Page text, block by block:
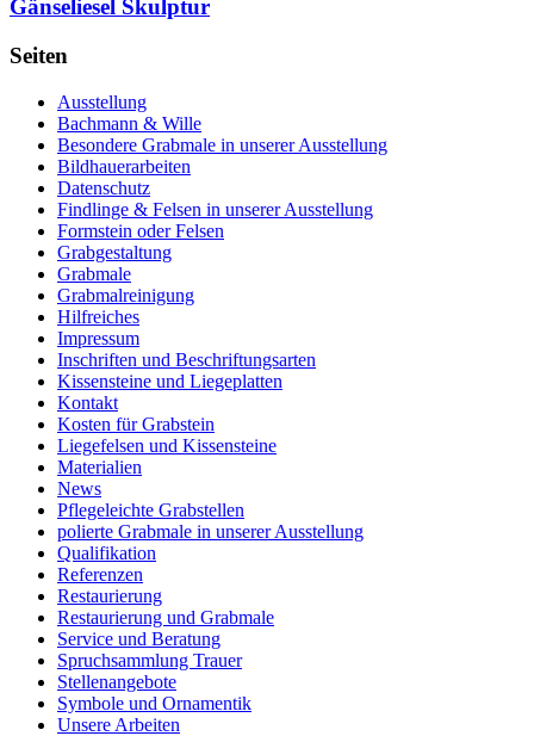
Gänseliesel Skulptur
Seiten
Ausstellung
Bachmann & Wille
Besondere Grabmale in unserer Ausstellung
Bildhauerarbeiten
Datenschutz
Findlinge & Felsen in unserer Ausstellung
Formstein oder Felsen
Grabgestaltung
Grabmale
Grabmalreinigung
Hilfreiches
Impressum
Inschriften und Beschriftungsarten
Kissensteine und Liegeplatten
Kontakt
Kosten für Grabstein
Liegefelsen und Kissensteine
Materialien
News
Pflegeleichte Grabstellen
polierte Grabmale in unserer Ausstellung
Qualifikation
Referenzen
Restaurierung
Restaurierung und Grabmale
Service und Beratung
Spruchsammlung Trauer
Stellenangebote
Symbole und Ornamentik
Unsere Arbeiten